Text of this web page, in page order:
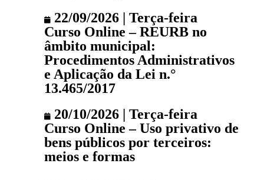
22/09/2026 | Terça-feira
Curso Online – REURB no
âmbito municipal:
Procedimentos Administrativos
e Aplicação da Lei n.°
13.465/2017
20/10/2026 | Terça-feira
Curso Online – Uso privativo de
bens públicos por terceiros:
meios e formas